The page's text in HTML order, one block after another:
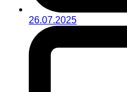
26.07.2025